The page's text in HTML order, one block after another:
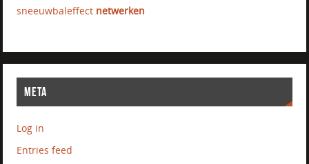
sneeuwbaleffect netwerken
META
Log in
Entries feed